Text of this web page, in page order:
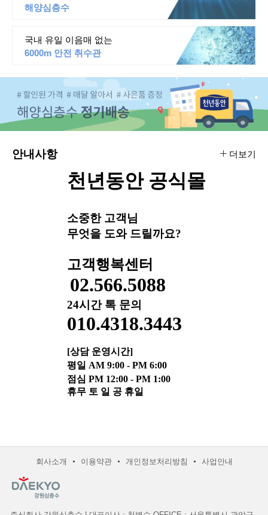
해양심층수
국내 유일 이음매 없는
6000m 안전 취수관
안내사항 더보기
천년동안 공식몰
소중한 고객님
무엇을 도와 드릴까요?
고객행복센터
02.566.5088
24시간 톡 문의
010.4318.3443
[상담 운영시간]
평일 AM 9:00 - PM 6:00
점심 PM 12:00 - PM 1:00
휴무 토 일 공 휴일
회사소개 이용약관 개인정보처리방침 사업안내